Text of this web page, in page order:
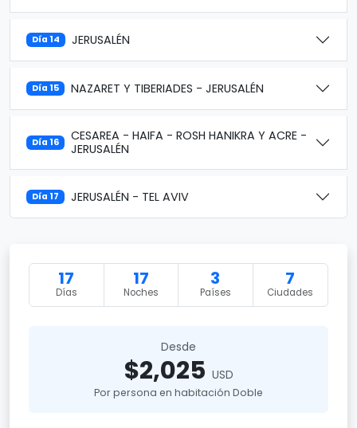
Día 14 JERUSALÉN
Día 15 NAZARET Y TIBERIADES - JERUSALÉN
Día 16
CESAREA - HAIFA - ROSH HANIKRA Y ACRE -
JERUSALÉN
Día 17 JERUSALÉN - TEL AVIV
17
Días
17
Noches
3
Países
7
Ciudades
Desde
$2,025 USD
Por persona en habitación Doble